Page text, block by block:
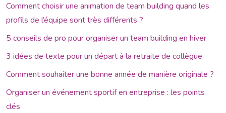
Comment choisir une animation de team building quand les
profils de l’équipe sont très différents ?
5 conseils de pro pour organiser un team building en hiver
3 idées de texte pour un départ à la retraite de collègue
Comment souhaiter une bonne année de manière originale ?
Organiser un événement sportif en entreprise : les points
clés